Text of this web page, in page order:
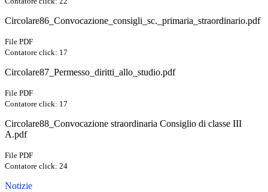
Circolare86_Convocazione_consigli_sc._primaria_straordinario.pdf
File PDF
Contatore click: 17
Circolare87_Permesso_diritti_allo_studio.pdf
File PDF
Contatore click: 17
Circolare88_Convocazione straordinaria Consiglio di classe III
A.pdf
File PDF
Contatore click: 24
Notizie